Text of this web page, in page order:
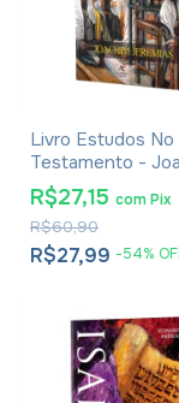
Livro Estudos No
Testamento -
Jeremias
R$27,99 -54%
R$60,90
R$27,15 comPix